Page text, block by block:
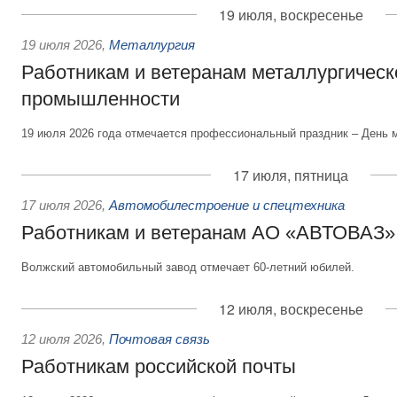
19 июля, воскресенье
19 июля 2026, Металлургия
Работникам и ветеранам
промышленности
19 июля 2026 года отмечается профессиональный праздник – День
17 июля, пятница
17 июля 2026, Автомобилестроение и спецтехника
Работникам и ветеранам АО «АВТОВАЗ»
Волжский автомобильный завод отмечает 60-летний юбилей.
12 июля, воскресенье
12 июля 2026, Почтовая связь
Работникам российской почты